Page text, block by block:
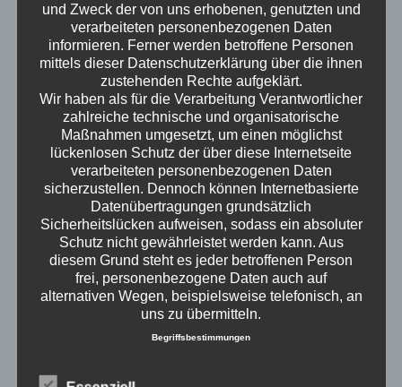
science of everyday life
und Zweck der von uns erhobenen, genutzten und
verarbeiteten personenbezogenen Daten
informieren. Ferner werden betroffene Personen
mittels dieser Datenschutzerklärung über die ihnen
zustehenden Rechte aufgeklärt.
Wir haben als für die Verarbeitung Verantwortlicher
zahlreiche technische und organisatorische
Maßnahmen umgesetzt, um einen möglichst
lückenlosen Schutz der über diese Internetseite
verarbeiteten personenbezogenen Daten
sicherzustellen. Dennoch können Internetbasierte
Datenübertragungen grundsätzlich
Sicherheitslücken aufweisen, sodass ein absoluter
Schutz nicht gewährleistet werden kann. Aus
diesem Grund steht es jeder betroffenen Person
frei, personenbezogene Daten auch auf
alternativen Wegen, beispielsweise telefonisch, an
uns zu übermitteln.
Begriffsbestimmungen
Begrifflichkeiten, die durch den Europäischen